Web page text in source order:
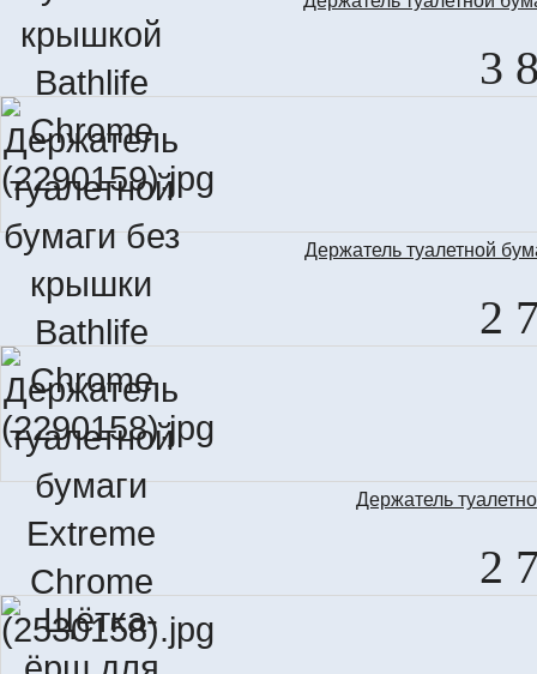
3
Держатель туалетной
2
Держатель
2